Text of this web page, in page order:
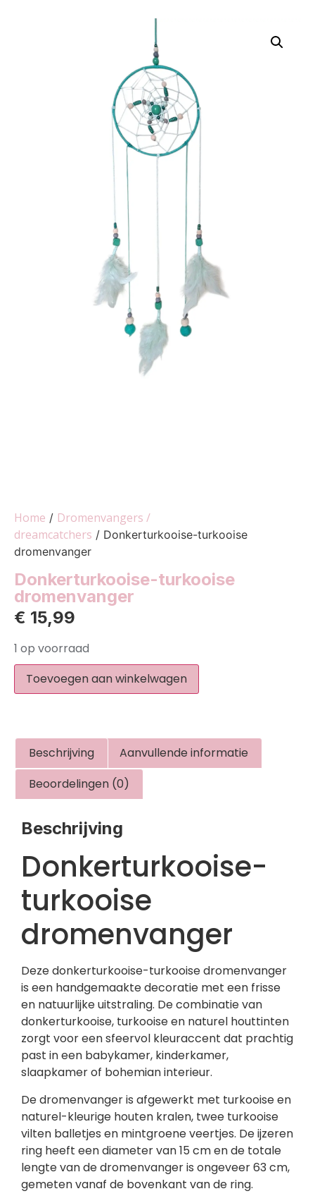
Home / Dromenvangers /
dreamcatchers / Donkerturkooise-turkooise
dromenvanger
Donkerturkooise-turkooise
dromenvanger
€ 15,99
1 op voorraad
Toevoegen aan winkelwagen
Beschrijving
Aanvullende informatie
Beoordelingen (0)
Beschrijving
Donkerturkooise-
turkooise
dromenvanger
Deze donkerturkooise-turkooise dromenvanger
is een handgemaakte decoratie met een frisse
en natuurlijke uitstraling. De combinatie van
donkerturkooise, turkooise en naturel houttinten
zorgt voor een sfeervol kleuraccent dat prachtig
past in een babykamer, kinderkamer,
slaapkamer of bohemian interieur.
De dromenvanger is afgewerkt met turkooise en
naturel-kleurige houten kralen, twee turkooise
vilten balletjes en mintgroene veertjes. De ijzeren
ring heeft een diameter van 15 cm en de totale
lengte van de dromenvanger is ongeveer 63 cm,
gemeten vanaf de bovenkant van de ring.